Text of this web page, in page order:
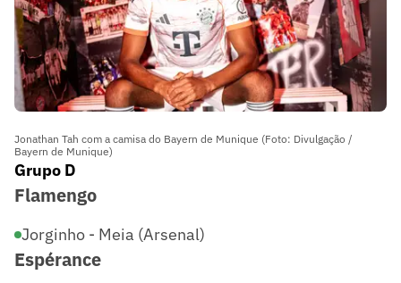
Jonathan Tah com a camisa do Bayern de Munique (Foto: Divulgação /
Bayern de Munique)
Grupo D
Flamengo
Jorginho - Meia (Arsenal)
Espérance